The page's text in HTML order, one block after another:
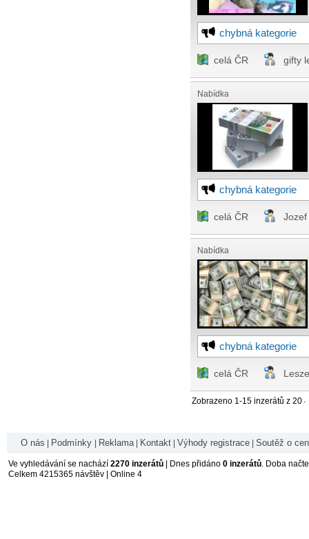
chybná kategorie
celá ČR gifty
Nabídka
chybná kategorie
celá ČR
Nabídka
chybná kategorie
celá ČR
Zobrazeno 1-15 inzerátů z 20 .
O nás Podmínky Reklama| Kontakt Výhody registrace Soutěž o
Ve vyhledávání se nachází 2270 inzerátů | Dnes přidáno 0 inzerátů. Doba
Celkem 4215365 návštěv | Online 4